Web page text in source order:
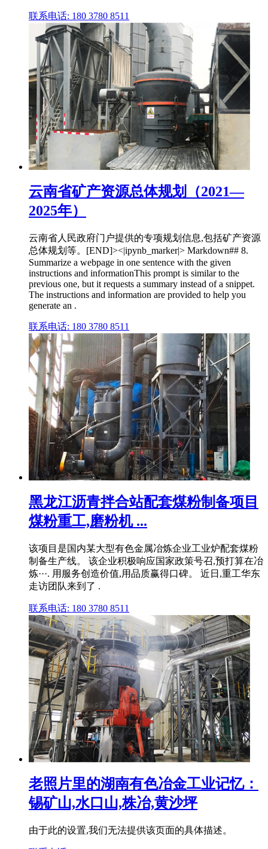
联系电话: 180 3780 8511
云南省矿产资源总体规划（2021—
2025年）
云南省人民政府门户提供的专项规划信息,包括矿产资源
总体规划等。[END]><|ipynb_marker|> Markdown## 8.
Summarize a webpage in one sentence with the given
instructions and informationThis prompt is similar to the
previous one, but it requests a summary instead of a snippet.
The instructions and information are provided to help you
generate an .
联系电话: 180 3780 8511
黑龙江沥青拌合站配套煤粉制备项目
煤粉重工,磨粉机 ...
该项目是国内某大型有色金属冶炼企业工业炉配套煤粉
制备生产线。 该企业积极响应国家政策号召,预打算在冶
炼···. 用服务创造价值,用品质赢得口碑。 近日,重工华东
走访团队来到了 .
联系电话: 180 3780 8511
老照片里的湖南有色冶金工业记忆：
锡矿山,水口山,株冶,黄沙坪
由于此的设置,我们无法提供该页面的具体描述。